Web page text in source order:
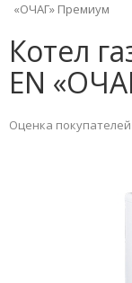
«ОЧАГ» Премиум
Котел
ЕN
Оценка покупателей